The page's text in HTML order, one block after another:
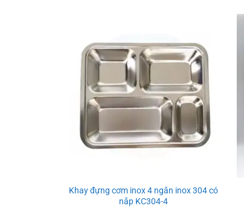
Khay đựng cơm inox 4 ngăn inox 304 có
nắp KC304-4